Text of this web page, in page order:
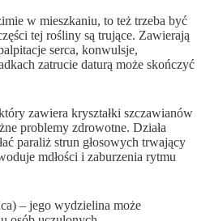
w mieszkaniu, to też trzeba być
tej rośliny są trujące. Zawierają
serca, konwulsje,
zatrucie daturą może skończyć
zawiera kryształki szczawianów
problemy zdrowotne. Działa
paraliż strun głosowych trwający
mdłości i zaburzenia rytmu
– jego wydzielina może